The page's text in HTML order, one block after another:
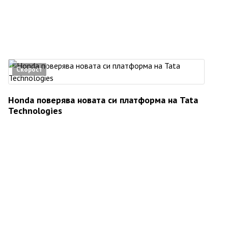
Скорост
Honda поверява новата си платформа на Tata
Technologies